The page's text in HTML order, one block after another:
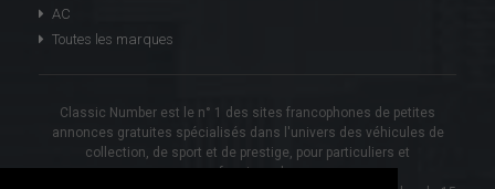
AC
Toutes les marques
Classic Number est le n° 1 des sites francophones de petites
annonces gratuites spécialisés dans l'univers des véhicules de
collection, de sport et de prestige, pour particuliers et
professionnels.